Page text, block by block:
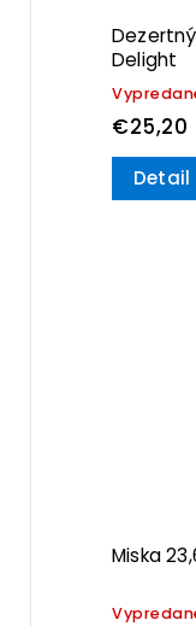
Delight
€25,20
Detail
Miska